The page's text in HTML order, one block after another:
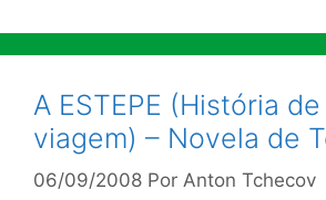
A ESTEPE (História de
viagem) – Novela de
06/09/2008 Por Anton Tchecov